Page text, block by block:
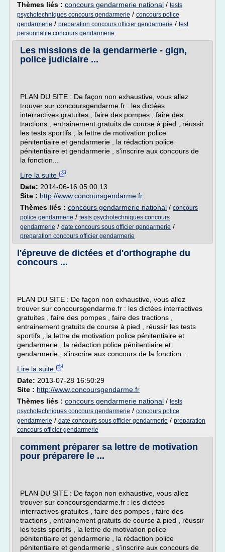
Thèmes liés : concours gendarmerie national / tests
psychotechniques concours gendarmerie / concours police
gendarmerie / preparation concours officier gendarmerie / test
personnalite concours gendarmerie
Les missions de la gendarmerie - gign,
police judiciaire ...
PLAN DU SITE : De façon non exhaustive, vous allez
trouver sur concoursgendarme.fr : les dictées
interractives gratuites , faire des pompes , faire des
tractions , entrainement gratuits de course à pied , réussir
les tests sportifs , la lettre de motivation police
pénitentiaire et gendarmerie , la rédaction police
pénitentiaire et gendarmerie , s'inscrire aux concours de
la fonction...
Lire la suite
Date: 2014-06-16 05:00:13
Site : http://www.concoursgendarme.fr
Thèmes liés : concours gendarmerie national / concours
police gendarmerie / tests psychotechniques concours
gendarmerie / date concours sous officier gendarmerie /
preparation concours officier gendarmerie
l'épreuve de dictées et d'orthographe du
concours ...
PLAN DU SITE : De façon non exhaustive, vous allez
trouver sur concoursgendarme.fr : les dictées interractives
gratuites , faire des pompes , faire des tractions ,
entrainement gratuits de course à pied , réussir les tests
sportifs , la lettre de motivation police pénitentiaire et
gendarmerie , la rédaction police pénitentiaire et
gendarmerie , s'inscrire aux concours de la fonction...
Lire la suite
Date: 2013-07-28 16:50:29
Site : http://www.concoursgendarme.fr
Thèmes liés : concours gendarmerie national / tests
psychotechniques concours gendarmerie / concours police
gendarmerie / date concours sous officier gendarmerie / preparation
concours officier gendarmerie
comment préparer sa lettre de motivation
pour préparere le ...
PLAN DU SITE : De façon non exhaustive, vous allez
trouver sur concoursgendarme.fr : les dictées
interractives gratuites , faire des pompes , faire des
tractions , entrainement gratuits de course à pied , réussir
les tests sportifs , la lettre de motivation police
pénitentiaire et gendarmerie , la rédaction police
pénitentiaire et gendarmerie , s'inscrire aux concours de